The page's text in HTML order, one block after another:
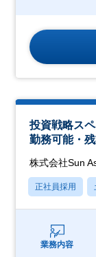
投資戦略ス
勤務可能・
株式会社Sun
正社員採用
業務内容